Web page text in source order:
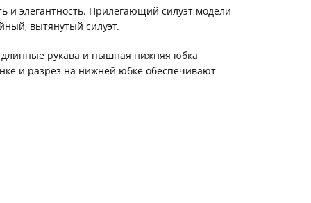
и элегантность. Прилегающий силуэт модели
вытянутый силуэт.
длинные рукава и пышная нижняя юбка
и разрез на нижней юбке обеспечивают